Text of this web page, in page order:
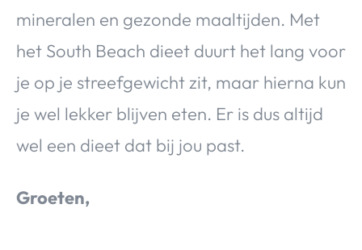
mineralen en gezonde maaltijden. Met
het South Beach dieet duurt het lang voor
je op je streefgewicht zit, maar hierna kun
je wel lekker blijven eten. Er is dus altijd
wel een dieet dat bij jou past.
Groeten,